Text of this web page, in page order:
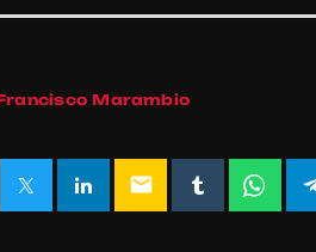
Marambio
email